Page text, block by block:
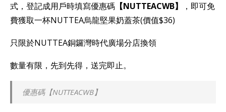
式，登記成用戶時填寫優惠碼 【NUTTEACWB】
，即可免
費獲取一杯NUTTEA烏龍堅果奶蓋茶(價值$36)
只限於NUTTEA銅鑼灣時代廣場分店換領
數量有限，先到先得，送完即止。
優惠碼【NUTTEACWB】